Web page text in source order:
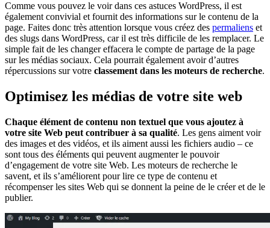
Comme vous pouvez le voir dans ces astuces WordPress, il est
également convivial et fournit des informations sur le contenu de la
page. Faites donc très attention lorsque vous créez des permaliens et
des slugs dans WordPress, car il est très difficile de les remplacer. Le
simple fait de les changer effacera le compte de partage de la page
sur les médias sociaux. Cela pourrait également avoir d’autres
répercussions sur votre classement dans les moteurs de recherche.
Optimisez les médias de votre site web
Chaque élément de contenu non textuel que vous ajoutez à
votre site Web peut contribuer à sa qualité. Les gens aiment voir
des images et des vidéos, et ils aiment aussi les fichiers audio – ce
sont tous des éléments qui peuvent augmenter le pouvoir
d’engagement de votre site Web. Les moteurs de recherche le
savent, et ils s’améliorent pour lire ce type de contenu et
récompenser les sites Web qui se donnent la peine de le créer et de le
publier.